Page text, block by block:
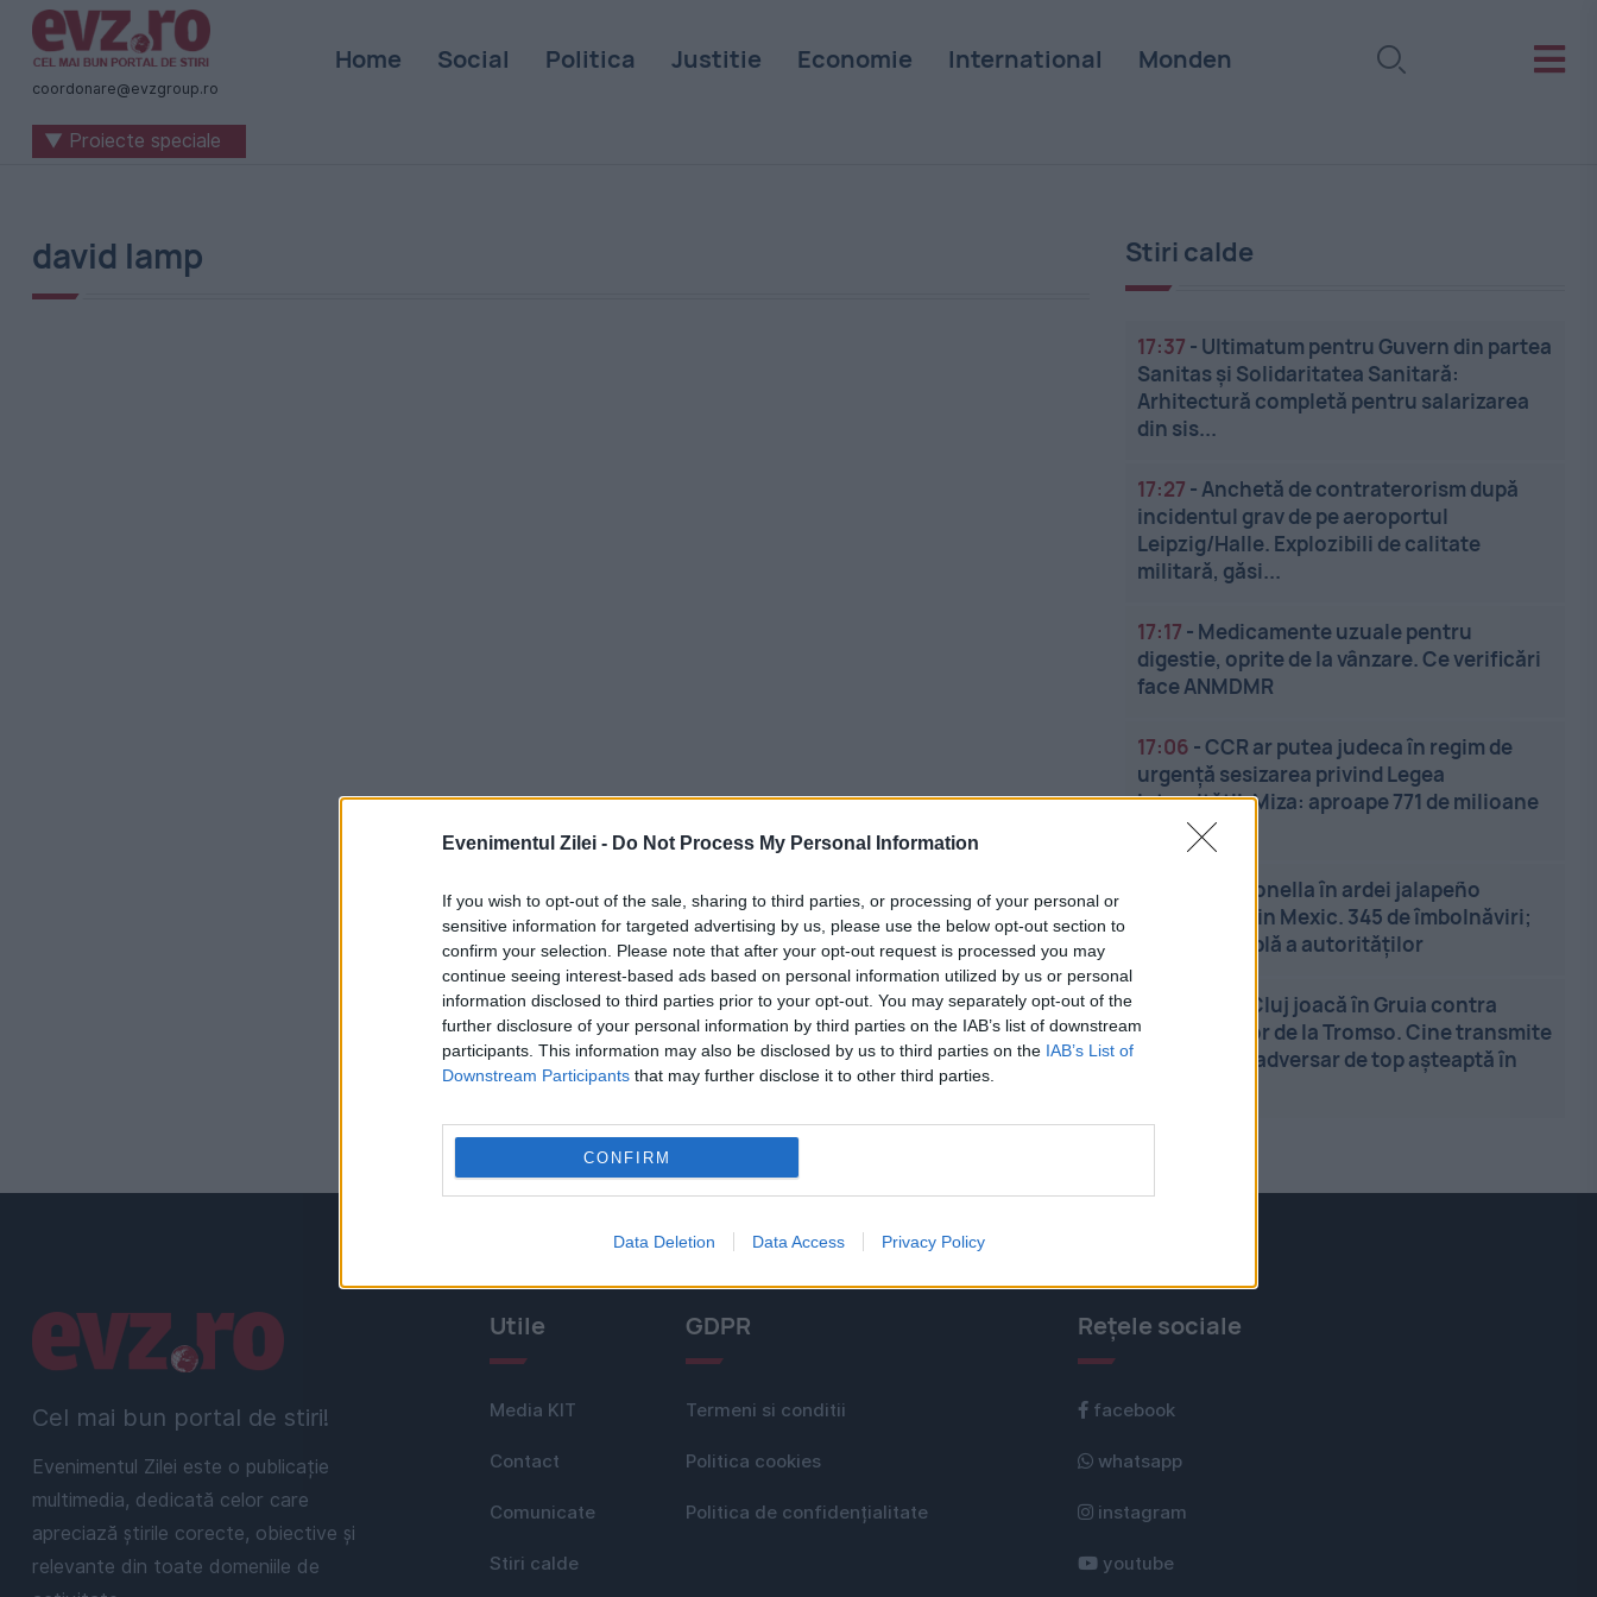
Evenimentul Zilei - Do Not Process My Personal Information
If you wish to opt-out of the sale, sharing to third parties, or processing of your personal or
sensitive information for targeted advertising by us, please use the below opt-out section to
confirm your selection. Please note that after your opt-out request is processed you may
continue seeing interest-based ads based on personal information utilized by us or personal
information disclosed to third parties prior to your opt-out. You may separately opt-out of the
further disclosure of your personal information by third parties on the IAB’s list of downstream
participants. This information may also be disclosed by us to third parties on the IAB’s List of
Downstream Participants that may further disclose it to other third parties.
CONFIRM
Data Deletion Data Access Privacy Policy
Știri
naționale
internaționale
România
-
coordonare@evzgroup.ro
Home Social Politica Justitie Economie International Monden
▼ Proiecte speciale
david lamp Stiri calde
17:37 - Ultimatum pentru Guvern din partea
Sanitas și Solidaritatea Sanitară:
Arhitectură completă pentru salarizarea
din sis...
17:27 -Anchetă de contraterorism după
incidentul grav de pe aeroportul
Leipzig/Halle. Explozibili de calitate
militară, găsi...
17:17 - Medicamente uzuale pentru
digestie, oprite de la vânzare. Ce verificări
face ANMDMR
17:06 -CCR ar putea judeca în regim de
urgență sesizarea privind Legea
integrității. Miza: aproape 771 de milioane
de euro d...
Salmonella în ardei jalapeño
importanți din Mexic. 345 de îmbolnăviri;
anchetă amplă a autorităților
CFR Cluj joacă în Gruia contra
norvegienilor de la Tromso. Cine transmite
meciul și ce adversar de top așteaptă în
Cel mai bun portal de stiri!
Evenimentul Zilei este o publicație
multimedia, dedicată celor care
apreciază știrile corecte, obiective și
relevante din toate domeniile de
Linkuri utile Utile
Media KIT
Contact
Comunicate
Stiri calde
GDPR
Termeni si conditii
Politica cookies
Politica de confidențialitate
Rețele sociale
facebook
whatsapp
instagram
youtube